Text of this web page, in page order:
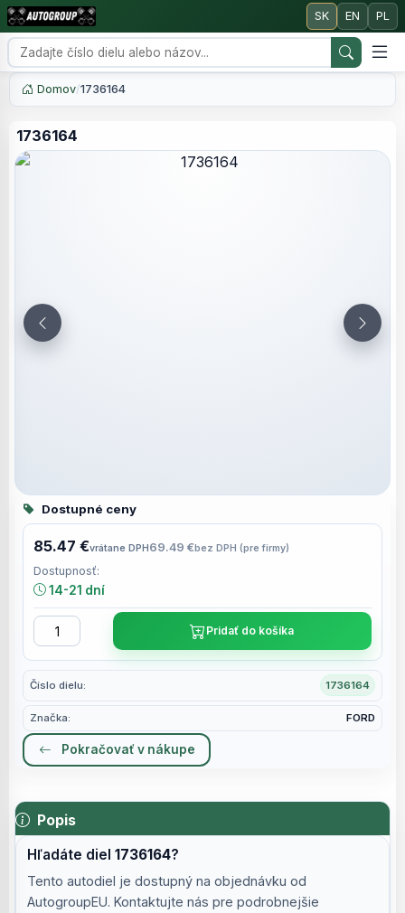
SK EN PL
Domov/1736164
1736164
Číslo dielu: 1736164
Značka: FORD
Dostupné ceny
85.47 €vrátane DPH69.49 €bez DPH (pre firmy)
Dostupnosť:
14-21 dní
Pridať do košíka
Pokračovať v nákupe
Popis
Hľadáte diel1736164?
Tento autodiel je dostupný na objednávku od
AutogroupEU. Kontaktujte nás pre podrobnejšie